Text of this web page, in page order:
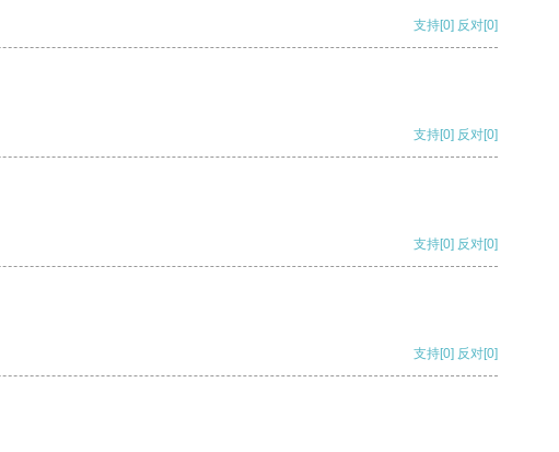
支持[0] 反对[0]
支持[0] 反对[0]
支持[0] 反对[0]
支持[0] 反对[0]